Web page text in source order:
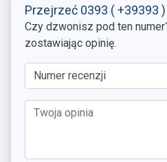
Przejrzeć 0393 ( +39393 )
Czy dzwonisz pod ten
zostawiając opinię.